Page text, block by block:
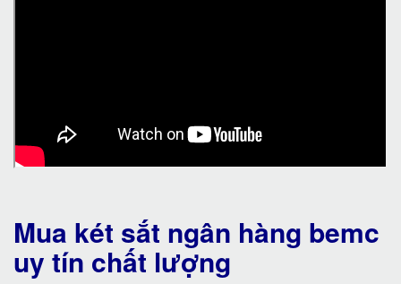
Mua két sắt ngân hàng bemc
uy tín chất lượng